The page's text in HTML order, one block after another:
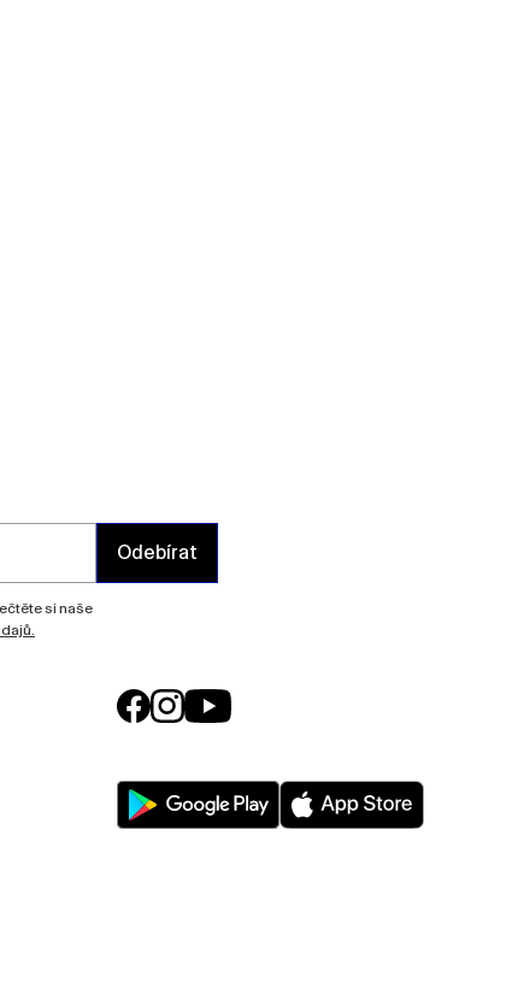
Odebírat
si naše